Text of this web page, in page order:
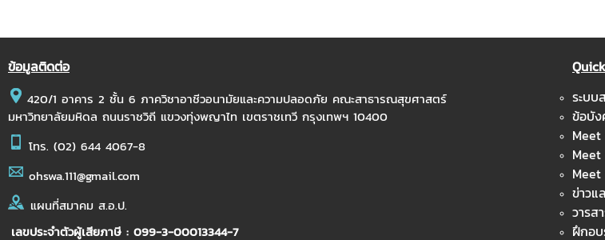
ข้อมูลติดต่อ
420/1 อาคาร 2 ชั้น 6 ภาควิชาอาชีวอนามัยและความปลอดภัย คณะสาธารณสุขศาสตร์
มหาวิทยาลัยมหิดล ถนนราชวิถี แขวงทุ่งพญาไท เขตราชเทวี กรุงเทพฯ 10400
โทร. (02) 644 4067-8
ohswa.111@gmail.com
แผนที่สมาคม ส.อ.ป.
เลขประจำตัวผู้เสียภาษี : 099-3-00013344-7
ระบบ
ข้อบั
ข่าวแ
วารส
ฝึกอ